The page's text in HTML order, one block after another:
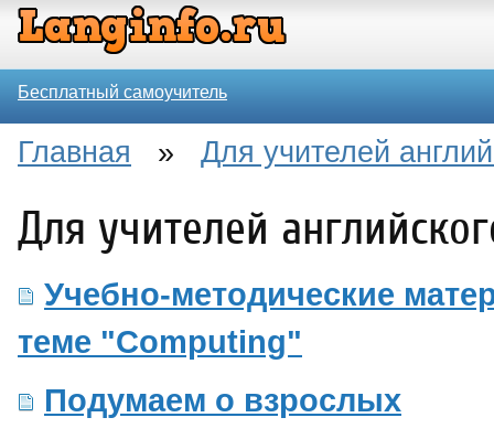
Бесплатный самоучитель
Главная » Для учителей
Для учителей
Учебно-методические
теме "Computing"
Подумаем о взрослых